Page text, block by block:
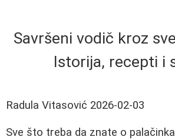
Savršeni vodič kroz
Istorija, recepti i
Radula Vitasović 2026-02-03
Sve što treba da znate o